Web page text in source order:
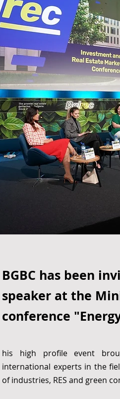
BGBC has been
speaker at the
conference
his high profile event
international experts in the
of industries, RES and green